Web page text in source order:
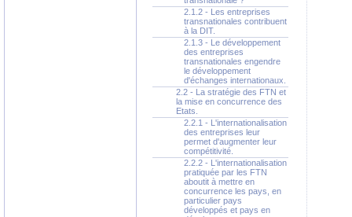
2.1.2 - Les entreprises
transnationales contribuent
à la DIT.
2.1.3 - Le développement
des entreprises
transnationales engendre
le développement
d'échanges internationaux.
2.2 - La stratégie des FTN et
la mise en concurrence des
Etats.
2.2.1 - L'internationalisation
des entreprises leur
permet d'augmenter leur
compétitivité.
2.2.2 - L'internationalisation
pratiquée par les FTN
aboutit à mettre en
concurrence les pays, en
particulier pays
développés et pays en